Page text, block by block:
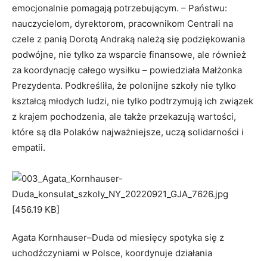
emocjonalnie pomagają potrzebującym. – Państwu:
nauczycielom, dyrektorom, pracownikom Centrali na
czele z panią Dorotą Andraką należą się podziękowania
podwójne, nie tylko za wsparcie finansowe, ale również
za koordynację całego wysiłku – powiedziała Małżonka
Prezydenta. Podkreśliła, że polonijne szkoły nie tylko
kształcą młodych ludzi, nie tylko podtrzymują ich związek
z krajem pochodzenia, ale także przekazują wartości,
które są dla Polaków najważniejsze, uczą solidarności i
empatii.
Agata Kornhauser–Duda od miesięcy spotyka się z
uchodźczyniami w Polsce, koordynuje działania